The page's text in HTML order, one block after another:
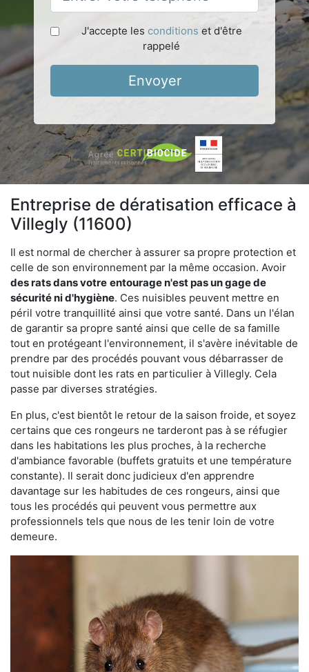
J'accepte les conditions et d'être
rappelé
Envoyer
Entreprise de dératisation efficace à
Villegly (11600)
Il est normal de chercher à assurer sa propre protection et
celle de son environnement par la même occasion. Avoir
des rats dans votre entourage n'est pas un gage de
sécurité ni d'hygiène. Ces nuisibles peuvent mettre en
péril votre tranquillité ainsi que votre santé. Dans un l'élan
de garantir sa propre santé ainsi que celle de sa famille
tout en protégeant l'environnement, il s'avère inévitable de
prendre par des procédés pouvant vous débarrasser de
tout nuisible dont les rats en particulier à Villegly. Cela
passe par diverses stratégies.
En plus, c'est bientôt le retour de la saison froide, et soyez
certains que ces rongeurs ne tarderont pas à se réfugier
dans les habitations les plus proches, à la recherche
d'ambiance favorable (buffets gratuits et une température
constante). Il serait donc judicieux d'en apprendre
davantage sur les habitudes de ces rongeurs, ainsi que
tous les procédés qui peuvent vous permettre aux
professionnels tels que nous de les tenir loin de votre
demeure.